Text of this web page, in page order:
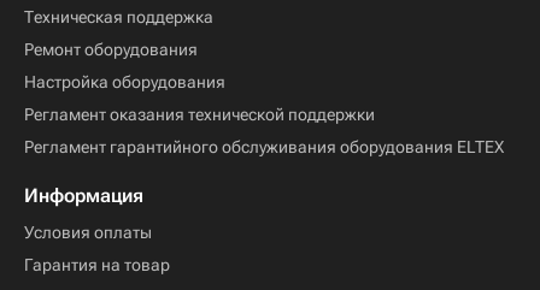
Техническая поддержка
Ремонт оборудования
Настройка оборудования
Регламент оказания технической поддержки
Регламент гарантийного обслуживания оборудования ELTEX
Информация
Условия оплаты
Гарантия на товар